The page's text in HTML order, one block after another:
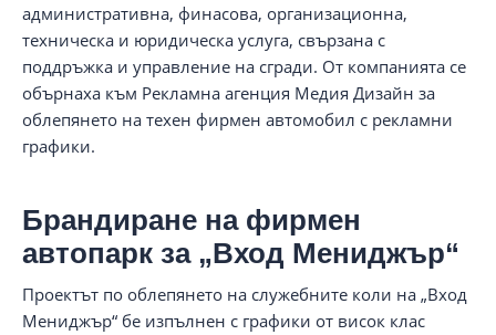
административна, финасова, организационна,
техническа и юридическа услуга, свързана с
поддръжка и управление на сгради. От компанията се
обърнаха към Рекламна агенция Медия Дизайн за
облепянето на техен фирмен автомобил с рекламни
графики.
Брандиране на фирмен
автопарк за „Вход Мениджър“
Проектът по облепянето на служебните коли на „Вход
Мениджър“ бе изпълнен с графики от висок клас